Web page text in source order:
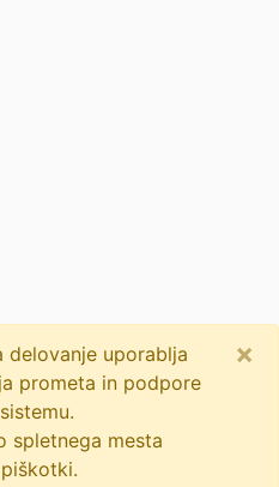
delovanje uporablja
prometa in podpore
spletnega mesta
×